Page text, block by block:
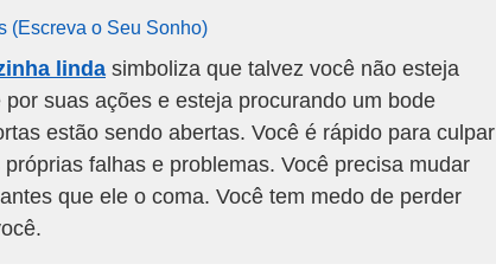
(Escreva o Seu Sonho)
linda simboliza que talvez você não esteja
suas ações e esteja procurando um bode
estão sendo abertas. Você é rápido para culpar
falhas e problemas. Você precisa mudar
que ele o coma. Você tem medo de perder